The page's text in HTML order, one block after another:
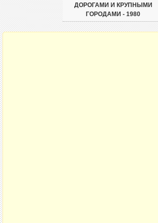
ДОРОГАМИ И КРУПНЫМИ
ГОРОДАМИ - 1980